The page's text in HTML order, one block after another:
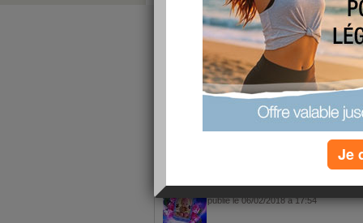
bon lundi en vous souhaitant
semaine.Bizz@+
Suiv. ›
obse
publié le 06/02/2018 à 17:54
Je